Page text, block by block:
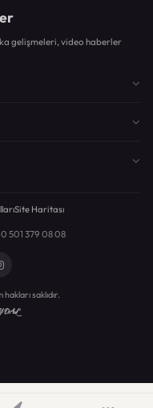
gelişmeleri, video haberler
Site Haritası
501 379 08 08
saklıdır.